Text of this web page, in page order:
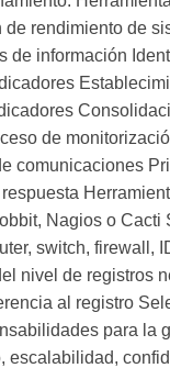
rendimiento de
de información
de
comunicaciones
Nagios o
switch, firewall,
nivel de registros
al registro
para la
escalabilidad,